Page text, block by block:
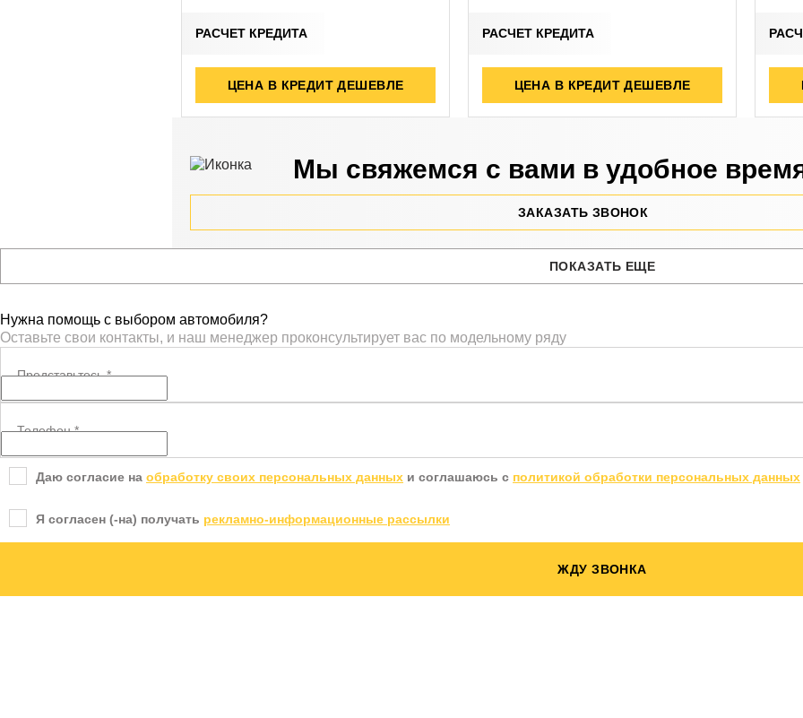
РАСЧЕТ КРЕДИТА
ЦЕНА В КРЕДИТ ДЕШЕВЛЕ
РАСЧЕТ КРЕДИТА
ЦЕНА В КРЕДИТ ДЕШЕВЛЕ
Мы свяжемся с вами в удобное
ЗАКАЗАТЬ ЗВОНОК
ПОКАЗАТЬ ЕЩЕ
Нужна помощь с выбором автомобиля?
Оставьте свои контакты, и наш менеджер проконсультирует вас по модельному ряду
Представьтесь*
Телефон*
Даю согласие на обработку своих персональных данных и соглашаюсь с политикой обработки персональных данных
Я согласен (-на) получать рекламно-информационные рассылки
ЖДУ ЗВОНКА